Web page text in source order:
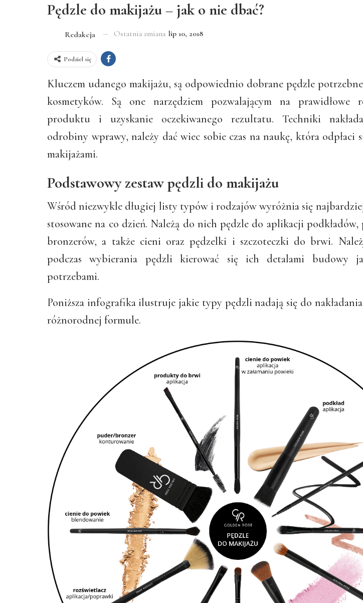
Pędzle do makijażu – jak o nie dbać?
Redakcja Ostatnia zmiana lip 10, 2018
Podziel się
Kluczem udanego makijażu, są odpowiednio dobrane pędzle
kosmetyków. Są one narzędziem pozwalającym na prawidłowe
produktu i uzyskanie oczekiwanego rezultatu. Techniki
odrobiny wprawy, należy dać wiec sobie czas na naukę, która odpłaci
makijażami.
Podstawowy zestaw pędzli do makijażu
Wśród niezwykle długiej listy typów i rodzajów wyróżnia się
stosowane na co dzień. Należą do nich pędzle do aplikacji
bronzerów, a także cieni oraz pędzelki i szczoteczki do brwi.
podczas wybierania pędzli kierować się ich detalami budowy
potrzebami.
Poniższa infografika ilustruje jakie typy pędzli nadają się do
różnorodnej formule.